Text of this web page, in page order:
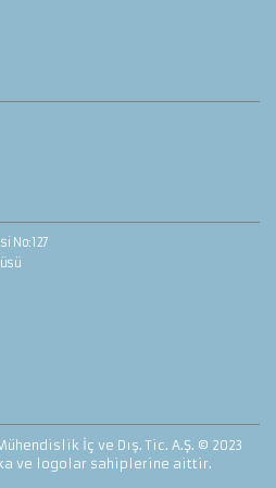
No:127
İç ve Dış. Tic. A.Ş. © 2023
ve logolar sahiplerine aittir.